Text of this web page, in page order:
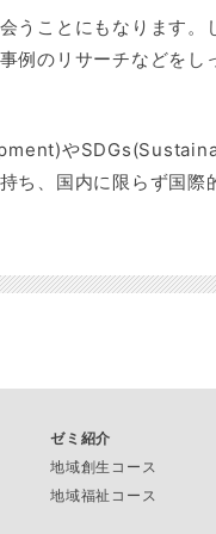
うことにもなります。
例のリサーチなどをし
や
ち、国内に限らず国際
ゼミ紹介
地域創生コース
地域福祉コース